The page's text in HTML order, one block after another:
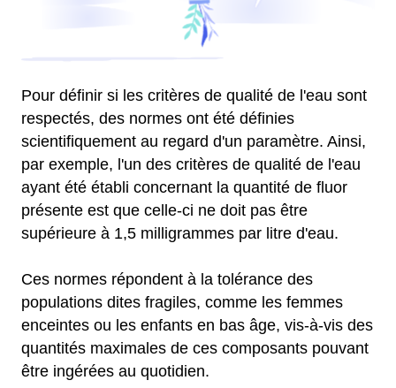
Pour définir si les critères de qualité de l'eau sont
respectés, des normes ont été définies
scientifiquement au regard d'un paramètre. Ainsi,
par exemple, l'un des critères de qualité de l'eau
ayant été établi concernant la quantité de fluor
présente est que celle-ci ne doit pas être
supérieure à 1,5 milligrammes par litre d'eau.
Ces normes répondent à la tolérance des
populations dites fragiles, comme les femmes
enceintes ou les enfants en bas âge, vis-à-vis des
quantités maximales de ces composants pouvant
être ingérées au quotidien.